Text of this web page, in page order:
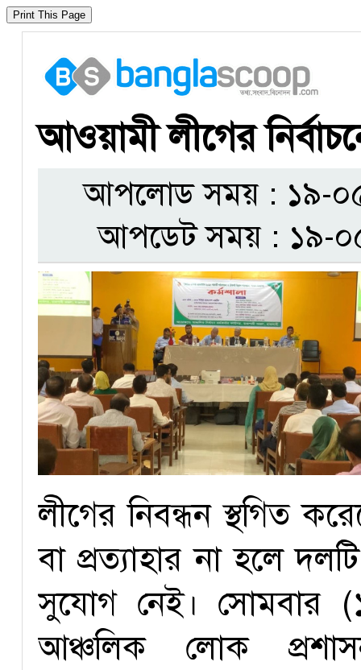
​আওয়ামী লীগের
আপলোড সময় : ১৯-
আপডেট সময় : ১৯-
লীগের নিবন্ধন স্থগিত
বা প্রত্যাহার না হলে
সুযোগ নেই। সোমবার
আঞ্চলিক লোক